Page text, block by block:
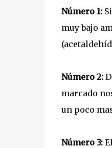
Número 1:
muy bajo
Número 2:
marcado
un poco
Número 3: